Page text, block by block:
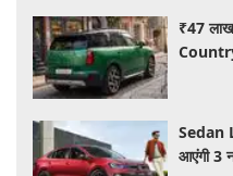
₹47
Sedan
आएंगी 3